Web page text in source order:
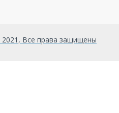
Все права защищены